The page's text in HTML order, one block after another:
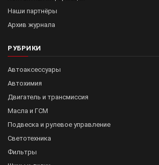
Наши партнёры
Архив журнала
РУБРИКИ
Автоаксессуары
Автохимия
Двигатель и трансмиссия
Масла и ГСМ
Подвеска и рулевое управление
Светотехника
Фильтры